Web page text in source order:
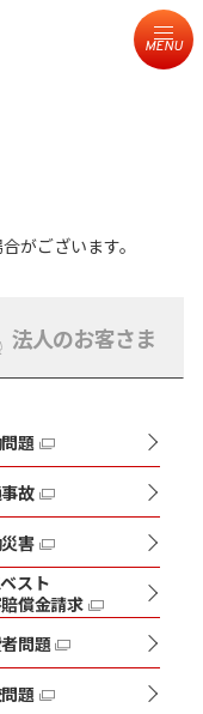
MENU
がございます。
法人のお客さま
題
故
害
スト
償金請求
問題
題